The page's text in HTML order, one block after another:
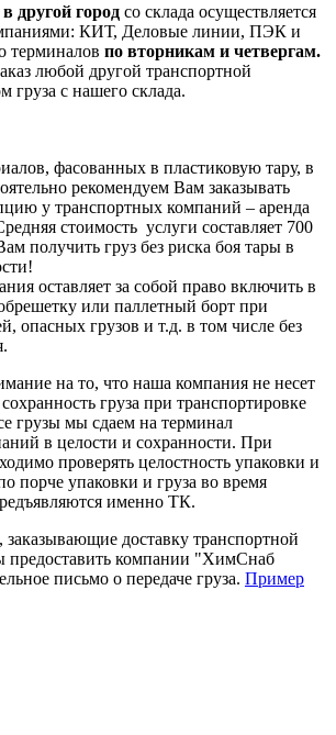
другой город со склада осуществляется
КИТ, Деловые линии, ПЭК и
терминалов по вторникам и четвергам.
любой другой транспортной
груза с нашего склада.
фасованных в пластиковую тару, в
рекомендуем Вам заказывать
у транспортных компаний – аренда
стоимость услуги составляет 700
получить груз без риска боя тары в
оставляет за собой право включить в
или паллетный борт при
опасных грузов и т.д. в том числе без
на то, что наша компания не несет
груза при транспортировке
грузы мы сдаем на терминал
в целости и сохранности. При
проверять целостность упаковки и
порче упаковки и груза во время
именно ТК.
доставку транспортной
предоставить компании "ХимСнаб
письмо о передаче груза. Пример